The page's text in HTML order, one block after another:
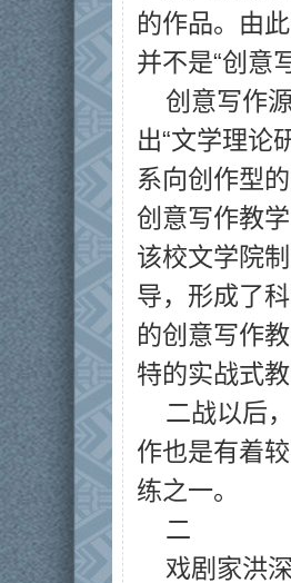
的作品。由
并不是“创意
创意写作
出“文学理论
系向创作型
创意写作教
该校文学院
导，形成了
的创意写作
特的实战式教
二战以后
作也是有着
练之一。
二
戏剧家洪